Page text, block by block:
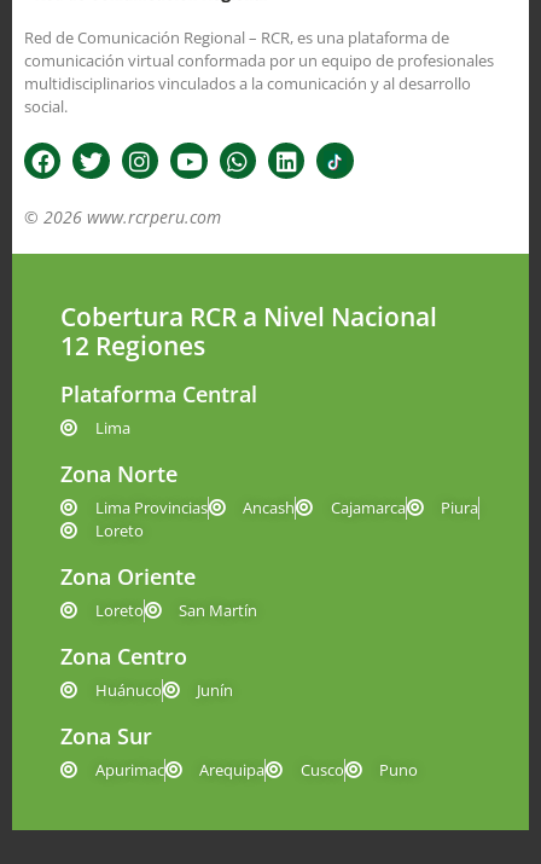
Red de Comunicación Regional – RCR, es una plataforma de
comunicación virtual conformada por un equipo de profesionales
multidisciplinarios vinculados a la comunicación y al desarrollo
social.
© 2026 www.rcrperu.com
Cobertura RCR a Nivel Nacional
12 Regiones
Plataforma Central
Lima
Zona Norte
Lima Provincias Ancash Cajamarca
Piura
Loreto
Zona Oriente
Loreto San Martín
Zona Centro
Huánuco Junín
Zona Sur
Apurimac Arequipa Cusco Puno